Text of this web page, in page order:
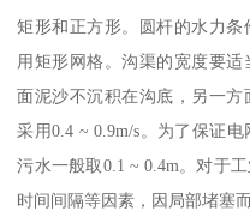
矩形和正方形。圆杆的水力
用矩形网格。沟渠的宽度要
面泥沙不沉积在沟底，另一
采用0.4 ~ 0.9m/s。为了保证
污水一般取0.1 ~ 0.4m。对于
时间间隔等因素，因局部堵塞